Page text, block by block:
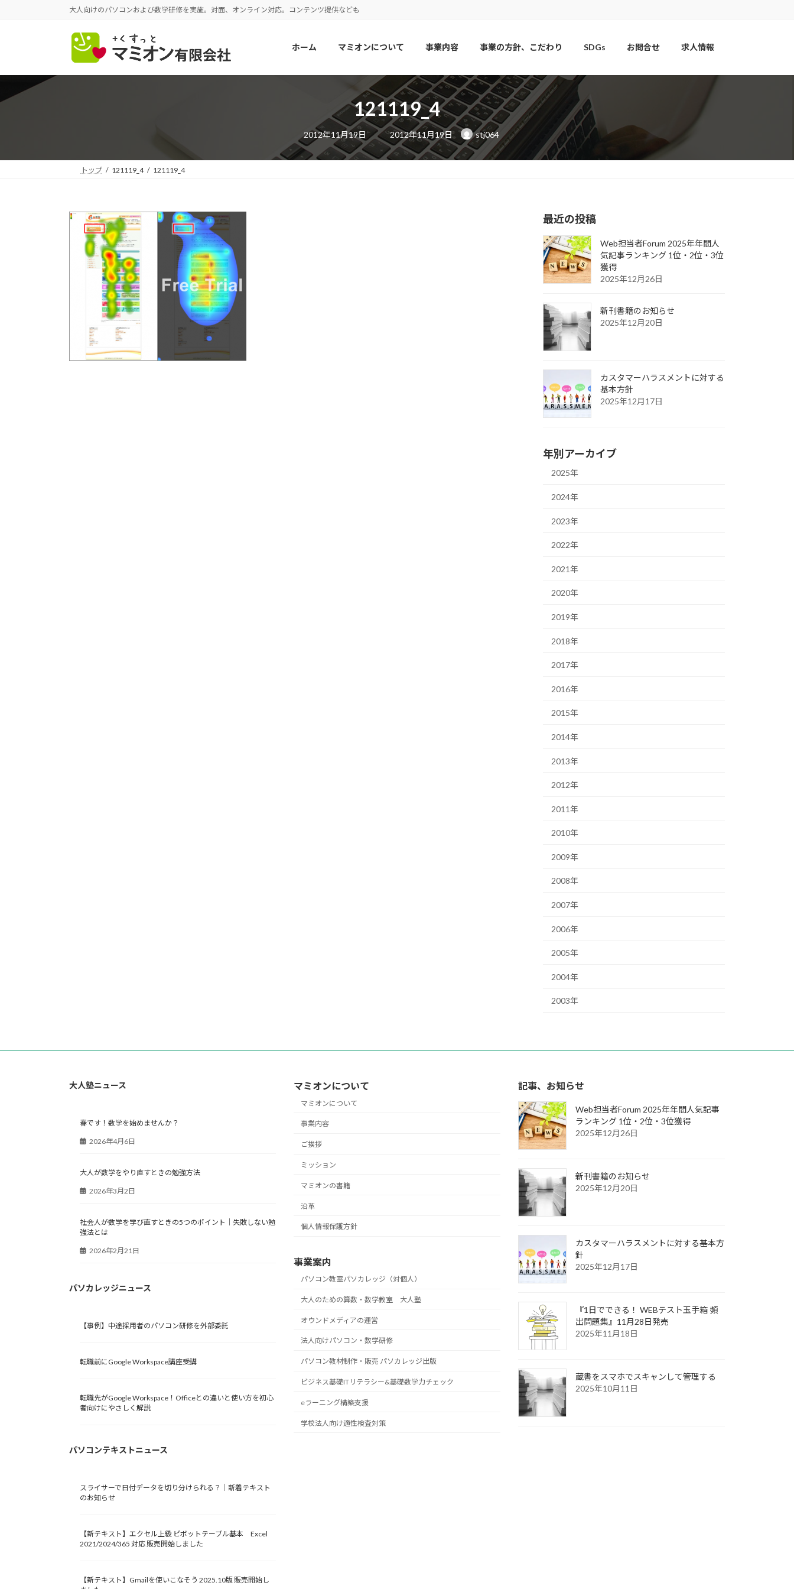
へ
キ
ョ
に
大人向けのパソコンおよび数学研修を実施。対面、オンライン対応。コンテンツ提供なども
ホーム マミオンについて 事業内容 事業の方針、こだわり SDGs お問合せ 求人情報
121119_4
2012年11月19日
最
終
更
新
日
2012年11月19日 stj064
トップ 121119_4 121119_4
最近の投稿
Web担当者Forum 2025年年間人
気記事ランキング 1位・2位・3位
獲得
2025年12月26日
新刊書籍のお知らせ
2025年12月20日
カスタマーハラスメントに対する
基本方針
2025年12月17日
年別アーカイブ
2025年
2024年
2023年
2022年
2021年
2020年
2019年
2018年
2017年
2016年
2015年
2014年
2013年
2012年
2011年
2010年
2009年
2008年
2007年
2006年
2005年
2004年
2003年
大人塾ニュース
春です！数学を始めませんか？
2026年4月6日
大人が数学をやり直すときの勉強方法
2026年3月2日
社会人が数学を学び直すときの5つのポイント｜失敗しない勉
強法とは
2026年2月21日
パソカレッジニュース
【事例】中途採用者のパソコン研修を外部委託
転職前にGoogle Workspace講座受講
転職先がGoogle Workspace！Officeとの違いと使い方を初心
者向けにやさしく解説
パソコンテキストニュース
スライサーで日付データを切り分けられる？｜新着テキスト
のお知らせ
【新テキスト】エクセル上級 ピボットテーブル基本 Excel
2021/2024/365 対応 販売開始しました
【新テキスト】Gmailを使いこなそう 2025.10版 販売開始し
マミオンについて
マミオンについて
事業内容
ご挨拶
ミッション
マミオンの書籍
沿革
個人情報保護方針
事業案内
パソコン教室パソカレッジ（対個人）
大人のための算数・数学教室 大人塾
オウンドメディアの運営
法人向けパソコン・数学研修
パソコン教材制作・販売 パソカレッジ出版
ビジネス基礎ITリテラシー&基礎数学力チェック
eラーニング構築支援
学校法人向け適性検査対策
記事、お知らせ
Web担当者Forum 2025年年間人気記事
ランキング 1位・2位・3位獲得
2025年12月26日
新刊書籍のお知らせ
2025年12月20日
カスタマーハラスメントに対する基本方
針
2025年12月17日
『1日でできる！ WEBテスト玉手箱 頻
出問題集』11月28日発売
2025年11月18日
蔵書をスマホでスキャンして管理する
2025年10月11日